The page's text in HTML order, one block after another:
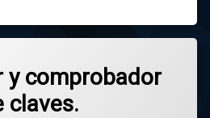
y comprobador
claves.